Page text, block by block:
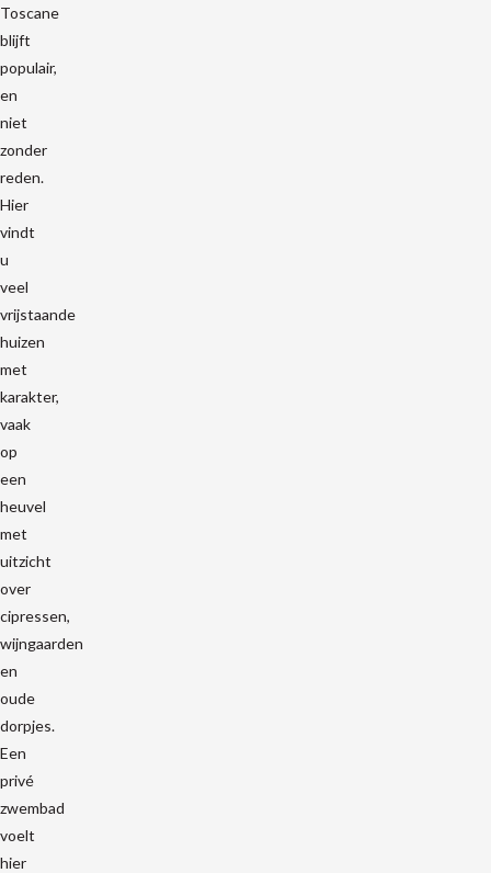
Toscane
blijft
populair,
en
niet
zonder
reden.
Hier
vindt
u
veel
vrijstaande
huizen
met
karakter,
vaak
op
een
heuvel
met
uitzicht
over
cipressen,
wijngaarden
en
oude
dorpjes.
Een
privé
zwembad
voelt
hier